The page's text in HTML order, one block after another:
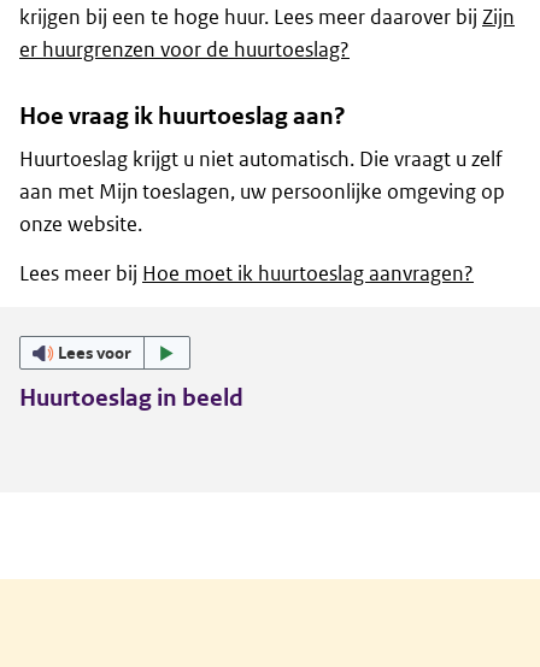
krijgen bij een te hoge huur. Lees meer daarover bij Zijn
er huurgrenzen voor de huurtoeslag?
Hoe vraag ik huurtoeslag aan?
Huurtoeslag krijgt u niet automatisch. Die vraagt u zelf
aan met Mijn toeslagen, uw persoonlijke omgeving op
onze website.
Lees meer bij Hoe moet ik huurtoeslag aanvragen?
Lees voor
Huurtoeslag in beeld